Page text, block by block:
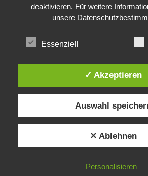
deaktivieren. Für weitere
unsere
Essenziell
✓ Akzeptieren
Auswahl
✕ Ablehnen
Personalisieren